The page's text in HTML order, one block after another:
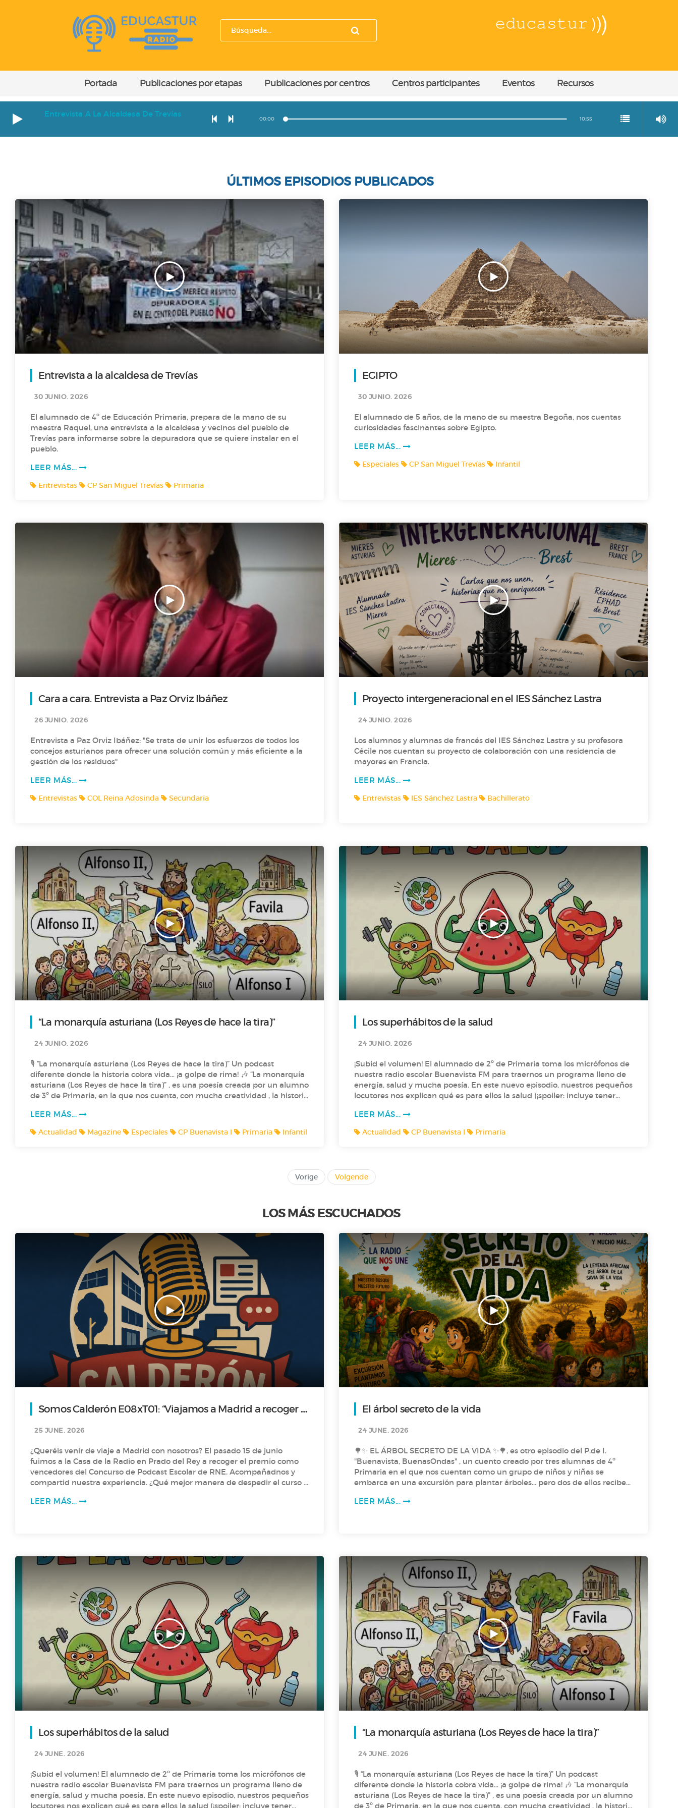
Portada Publicaciones por etapas Publicaciones por centros Centros participantes Eventos Recursos
Entrevista A La Alcaldesa De Trevías
00:00 10:55
Cara a cara. Entrevista a Paz Orviz Ibáñez
Proyecto intergeneracional en el IES Sánchez Lastra
“La monarquía asturiana (Los Reyes de hace la tira)”
Los superhábitos de la salud
Entrevista al alcalde Alfredo Canteli
T1 P8- Agua y más coses
E1 P7- Corvera de l'A a la Z
T1 P5- Día de les Lletres Asturianes
FICCIÓN SONORA: "LES ESCURSIONES D`HUNOSA"
Radio Prestosa entrevista a Martín Peláez, presidente del Real Oviedo
Voces del sector_AsturiaMe
Conociendo a Maruja Mallo
T1 P4- CURIOSIDADES DE LOS ANIMALES CON 1º
T1 P3- ADIVINANZAS CON 1º
ÚLTIMOS EPISODIOS PUBLICADOS
Entrevista a la alcaldesa de Trevías
30 JUNIO. 2026
El alumnado de 4º de Educación Primaria, prepara de la mano de su
maestra Raquel, una entrevista a la alcaldesa y vecinos del pueblo de
Trevías para informarse sobre la depuradora que se quiere instalar en el
pueblo.
LEER MÁS...
Entrevistas CP San Miguel Trevías Primaria
EGIPTO
30 JUNIO. 2026
El alumnado de 5 años, de la mano de su maestra Begoña, nos cuentas
curiosidades fascinantes sobre Egipto.
LEER MÁS...
Especiales CP San Miguel Trevías Infantil
Cara a cara. Entrevista a Paz Orviz Ibáñez
26 JUNIO. 2026
Entrevista a Paz Orviz Ibáñez: "Se trata de unir los esfuerzos de todos los
concejos asturianos para ofrecer una solución común y más eficiente a la
gestión de los residuos"
LEER MÁS...
Entrevistas COL Reina Adosinda Secundaria
Proyecto intergeneracional en el IES Sánchez Lastra
24 JUNIO. 2026
Los alumnos y alumnas de francés del IES Sánchez Lastra y su profesora
Cécile nos cuentan su proyecto de colaboración con una residencia de
mayores en Francia.
LEER MÁS...
Entrevistas IES Sánchez Lastra Bachillerato
“La monarquía asturiana (Los Reyes de hace la tira)”
24 JUNIO. 2026
🎙️ “La monarquía asturiana (Los Reyes de hace la tira)” Un podcast
diferente donde la historia cobra vida… ¡a golpe de rima! 🎶 “La monarquía
asturiana (Los Reyes de hace la tira)” , es una poesía creada por un alumno
de 3º de Primaria, en la que nos cuenta, con mucha creatividad , la historia
aprender historia… rimando? ¡Claro que sí! 🎶 🎶 Dale al play y viaja con “Los
Reyes de hace la tira” a la “La monarquía asturiana”. 🎙️🎙️ ¡Saludos
Radiofónicos! 🎙️🎙️
LEER MÁS...
Actualidad Magazine Especiales CP Buenavista I Primaria Infantil
Los superhábitos de la salud
24 JUNIO. 2026
¡Subid el volumen! El alumnado de 2º de Primaria toma los micrófonos de
nuestra radio escolar Buenavista FM para traernos un programa lleno de
energía, salud y mucha poesía. En este nuevo episodio, nuestros pequeños
locutores nos explican qué es para ellos la salud (¡spoiler: incluye tener
"Superhábitos" para cuidarse día a día. Además, nos deleitan con un
recital de lo más divertido basado en el libro Versos para comérselos de
Sagrario Pinto. ¿Te imaginas a un kiwi quejándose por estar apretado en
LEER MÁS...
Actualidad CP Buenavista I Primaria
Vorige Volgende
LOS MÁS ESCUCHADOS
Somos Calderón E08xT01: “Viajamos a Madrid a recoger el
25 JUNE. 2026
¿Queréis venir de viaje a Madrid con nosotros? El pasado 15 de junio
fuimos a la Casa de la Radio en Prado del Rey a recoger el premio como
vencedores del Concurso de Podcast Escolar de RNE. Acompañadnos y
compartid nuestra experiencia. ¿Qué mejor manera de despedir el curso y
concurso para el nuevo Logotipo de nuestra radio…
LEER MÁS...
El árbol secreto de la vida
24 JUNE. 2026
🌳✨ EL ÁRBOL SECRETO DE LA VIDA ✨🌳, es otro episodio del P.de I.
"Buenavista, BuenasOndas" , un cuento creado por tres alumnas de 4º
Primaria en el que nos cuentan como un grupo de niños y niñas se
embarca en una excursión para plantar árboles… pero dos de ellos reciben
y guarda un poder único: ¡La sabia de la vida! Intrigadas, deciden
LEER MÁS...
Los superhábitos de la salud
24 JUNE. 2026
¡Subid el volumen! El alumnado de 2º de Primaria toma los micrófonos de
nuestra radio escolar Buenavista FM para traernos un programa lleno de
energía, salud y mucha poesía. En este nuevo episodio, nuestros pequeños
locutores nos explican qué es para ellos la salud (¡spoiler: incluye tener
“La monarquía asturiana (Los Reyes de hace la tira)”
24 JUNE. 2026
🎙️ “La monarquía asturiana (Los Reyes de hace la tira)” Un podcast
diferente donde la historia cobra vida… ¡a golpe de rima! 🎶 “La monarquía
asturiana (Los Reyes de hace la tira)” , es una poesía creada por un alumno
de 3º de Primaria, en la que nos cuenta, con mucha creatividad , la historia